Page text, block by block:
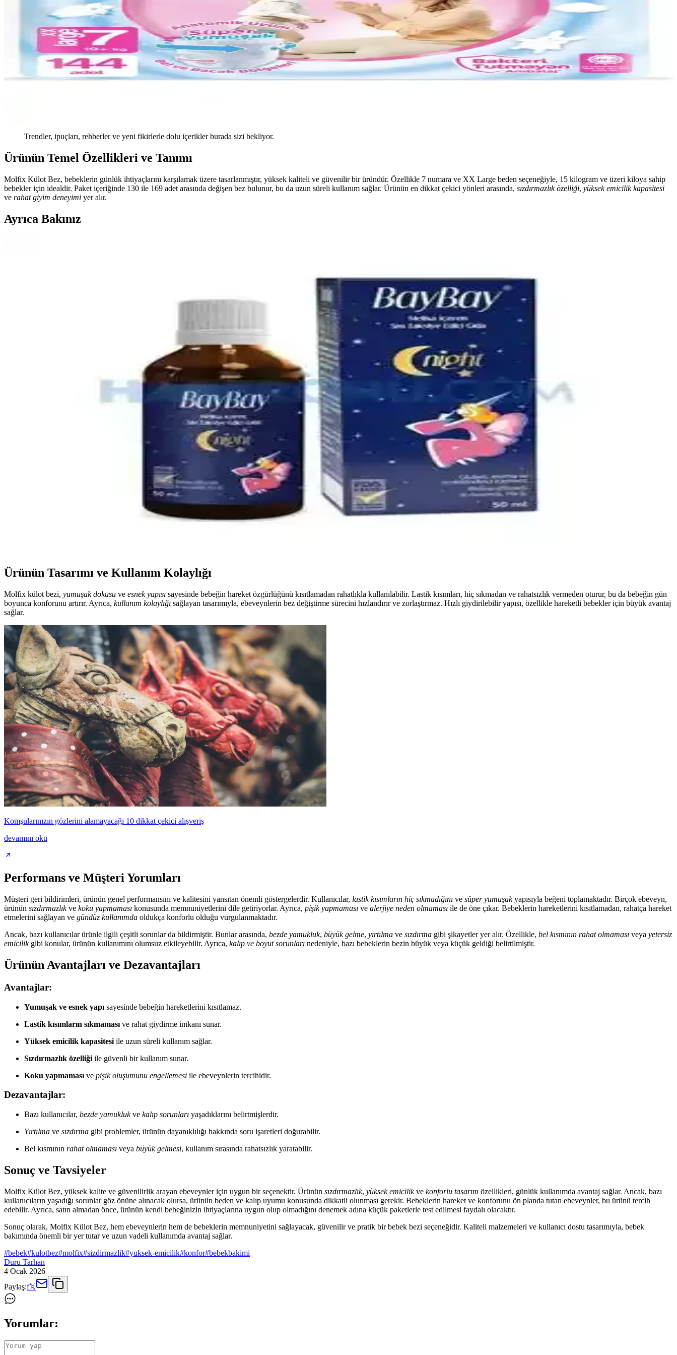
Trendler, ipuçları, rehberler ve yeni fikirlerle dolu içerikler burada sizi bekliyor.
Ürünün Temel Özellikleri ve Tanımı
Molfix Külot Bez, bebeklerin günlük ihtiyaçlarını karşılamak üzere tasarlanmıştır, yüksek kaliteli ve güvenilir bir üründür. Özellikle 7 numara ve XX Large beden seçeneğiyle, 15 kilogram ve üzeri kiloya sahip
bebekler için idealdir. Paket içeriğinde 130 ile 169 adet arasında değişen bez bulunur, bu da uzun süreli kullanım sağlar. Ürünün en dikkat çekici yönleri arasında, sızdırmazlık özelliği, yüksek emicilik kapasitesi
ve rahat giyim deneyimi yer alır.
Ayrıca Bakınız
En İyi Bebek Gaz İlacı Seçimi: Güvenilir ve Doğal Çözümlerle Bebek Rahatlığı
Bebeklerin gaz sancılarını hafifletmek için doğal ve güvenilir bebek gaz ilaçları hakkında bilgi alın. Doğru ürün seçimiyle bebeğinizin rahatlamasını sağlayın.
Omo Hijyen Ürünleri: Günlük Temizlik ve Hijyen İçin Güvenilir Çözüm
Omo hijyen ürünleri, çocuklar ve ev kullanımı için etkili temizlik ve hijyen sağlar, çok yönlü ürün yelpazesiyle günlük yaşamda güvenilir çözümler sunar.
4 Aylık Bebekler İçin Ek Gıda Rehberi: Temel İlkeler ve Uygulamalar
4 aylık bebekler için ek gıda süreci, gelişimsel belirtiler ve hijyen kurallarıyla sağlıklı beslenme alışkanlıklarının kazanılması üzerine odaklanır.
En İyi Bebek Çantası Seçimi: Dayanıklı, Pratik ve Ergonomik Modeller Rehberi
Bebek çantası seçerken dayanıklılık, su geçirmezlik, geniş iç hacim ve ergonomik tasarım gibi önemli özelliklere dikkat edin. Bu rehberle en uygun modeli kolayca bulun.
Çocuklar İçin Güvenli ve Etkili Boğaz Spreyleri: Kullanım ve Güvenlik Rehberi
Çocuklar için güvenli ve doğal içeriklerle formüle edilen boğaz spreyleri, tahrişi hafifletir ve rahatlatır. Kullanım talimatlarına uyulduğunda güvenlidir, ebeveynler ve doktorlar tarafından tercih edilir.
Yıkanabilir Kilitli Bebek Mama Kabı ve Gıda Poşetleri: Güvenli ve Ekonomik Saklama Çözümleri
Yıkanabilir kilitli bebek mama kabı ve gıda poşetleri hijyen ve sürdürülebilirlik sağlar, kolay temizlenir, güvenli ve ekonomik kullanımıyla ebeveynlerin tercihidir.
Bebeklerde Uyku Kalitesini Artıran Doğal Uyku Damlası Ürünleri ve Kullanım Önerileri
Ürünün Tasarımı ve Kullanım Kolaylığı
Molfix külot bezi, yumuşak dokusu ve esnek yapısı sayesinde bebeğin hareket özgürlüğünü kısıtlamadan rahatlıkla kullanılabilir. Lastik kısımları, hiç sıkmadan ve rahatsızlık vermeden oturur, bu da bebeğin gün
boyunca konforunu artırır. Ayrıca, kullanım kolaylığı sağlayan tasarımıyla, ebeveynlerin bez değiştirme sürecini hızlandırır ve zorlaştırmaz. Hızlı giydirilebilir yapısı, özellikle hareketli bebekler için büyük avantaj
sağlar.
Komşularınızın gözlerini alamayacağı 10 dikkat çekici alışveriş
devamını oku
Performans ve Müşteri Yorumları
Müşteri geri bildirimleri, ürünün genel performansını ve kalitesini yansıtan önemli göstergelerdir. Kullanıcılar, lastik kısımların hiç sıkmadığını ve süper yumuşakyapısıyla beğeni toplamaktadır. Birçok ebeveyn,
ürünün sızdırmazlıkve koku yapmaması konusunda memnuniyetlerini dile getiriyorlar. Ayrıca, pişik yapmaması ve alerjiye neden olmaması ile de öne çıkar. Bebeklerin hareketlerini kısıtlamadan, rahatça hareket
etmelerini sağlayan ve gündüz kullanımda oldukça konforlu olduğu vurgulanmaktadır.
Ancak, bazı kullanıcılar ürünle ilgili çeşitli sorunlar da bildirmiştir. Bunlar arasında, bezde yamukluk, büyük gelme, yırtılma ve sızdırma gibi şikayetler yer alır. Özellikle, bel kısmının rahat olmaması veya yetersiz
emicilikgibi konular, ürünün kullanımını olumsuz etkileyebilir. Ayrıca, kalıp ve boyut sorunları nedeniyle, bazı bebeklerin bezin büyük veya küçük geldiği belirtilmiştir.
Ürünün Avantajları ve Dezavantajları
Avantajlar:
Yumuşak ve esnek yapı sayesinde bebeğin hareketlerini kısıtlamaz.
Lastik kısımların sıkmaması ve rahat giydirme imkanı sunar.
Yüksek emicilik kapasitesi ile uzun süreli kullanım sağlar.
Sızdırmazlık özelliği ile güvenli bir kullanım sunar.
Koku yapmaması ve pişik oluşumunu engellemesi ile ebeveynlerin tercihidir.
Dezavantajlar:
Bazı kullanıcılar, bezde yamuklukve kalıp sorunları yaşadıklarını belirtmişlerdir.
Yırtılma ve sızdırma gibi problemler, ürünün dayanıklılığı hakkında soru işaretleri doğurabilir.
Bel kısmının rahat olmaması veya büyük gelmesi, kullanım sırasında rahatsızlık yaratabilir.
Sonuç ve Tavsiyeler
Molfix Külot Bez, yüksek kalite ve güvenilirlik arayan ebeveynler için uygun bir seçenektir. Ürünün sızdırmazlık, yüksek emicilikve konforlu tasarım özellikleri, günlük kullanımda avantaj sağlar. Ancak, bazı
kullanıcıların yaşadığı sorunlar göz önüne alınacak olursa, ürünün beden ve kalıp uyumu konusunda dikkatli olunması gerekir. Bebeklerin hareket ve konforunu ön planda tutan ebeveynler, bu ürünü tercih
edebilir. Ayrıca, satın almadan önce, ürünün kendi bebeğinizin ihtiyaçlarına uygun olup olmadığını denemek adına küçük paketlerle test edilmesi faydalı olacaktır.
Sonuç olarak, Molfix Külot Bez, hem ebeveynlerin hem de bebeklerin memnuniyetini sağlayacak, güvenilir ve pratik bir bebek bezi seçeneğidir. Kaliteli malzemeleri ve kullanıcı dostu tasarımıyla, bebek
bakımında önemli bir yer tutar ve uzun vadeli kullanımda avantaj sağlar.
#bebek#kulotbez#molfix#sizdirmazlik#yuksek-emicilik#konfor#bebekbakimi
Duru Tarhan
4 Ocak 2026
Paylaş:f𝕏
Yorumlar: